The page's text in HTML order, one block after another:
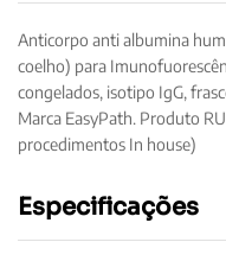
Anticorpo anti albumina
coelho) para
congelados, isotipo IgG,
Marca EasyPath. Produto
procedimentos In house)
Especificações